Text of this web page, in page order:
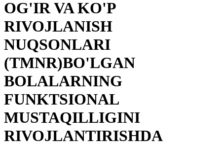
OG'IR VA KO'P
RIVOJLANISH
NUQSONLARI
(TMNR)BO'LGAN
BOLALARNING
FUNKTSIONAL
MUSTAQILLIGINI
RIVOJLANTIRISHDA